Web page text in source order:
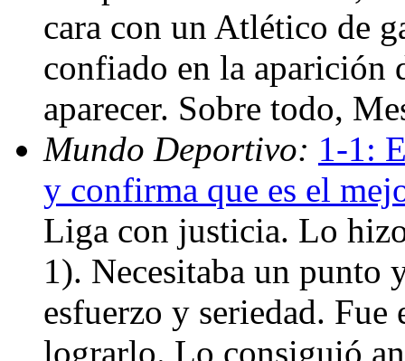
cara con un Atlético de
confiado en la aparición
aparecer. Sobre todo,
Mundo Deportivo: 1-1:
y confirma que es el
Liga con justicia. Lo
1). Necesitaba un punto
esfuerzo y seriedad.
lograrlo. Lo consiguió